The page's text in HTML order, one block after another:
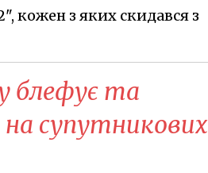
кожен з яких скидався з
блефує та
супутникових